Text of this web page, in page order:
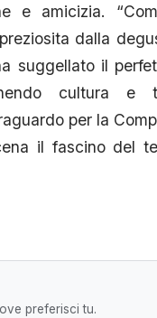
e amicizia.
dalla
suggellato il
cultura e
per la
il fascino del
preferisci tu.